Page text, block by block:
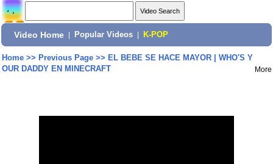
Video Home Popular Videos K-POP
Home>> Previous Page>> EL BEBE SE HACE MAYOR | WHO'S Y
OUR DADDY EN MINECRAFT
More